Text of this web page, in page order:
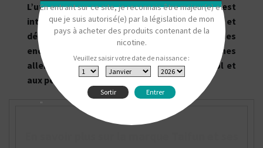
L’utilisation de la cigarette électronique est
interdite aux personnes de moins de 18 ans, et
déconseillée aux non-fumeurs, aux femmes
enceintes et allaitantes, aux personnes
allergiques à la nicotine, au propylène glycol et
aux personnes atteintes de maladie.
En entrant sur ce site, je reconnais être majeur(e) et
que je suis autorisé(e) par la législation de mon
pays à acheter des produits contenant de la
nicotine.
Veuillez saisir votre date de naissance :
Sortir
Entrer
"